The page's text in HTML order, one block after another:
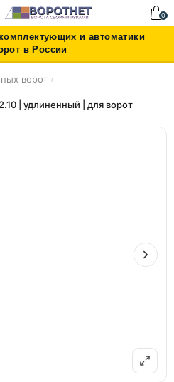
0
и автоматики
в России
ворот ›
| удлиненный | для ворот